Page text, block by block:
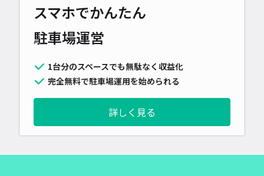
スマホでかんたん
駐車場運営
1台分のスペースでも無駄なく収益化
完全無料で駐車場運用を始められる
詳しく見る